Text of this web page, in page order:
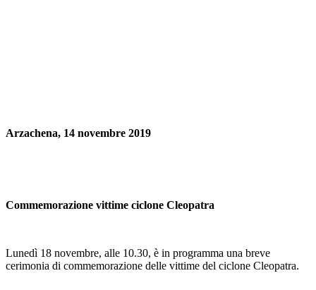
Arzachena, 14 novembre 2019
Commemorazione vittime ciclone Cleopatra
Lunedì 18 novembre, alle 10.30, è in programma una breve
cerimonia di commemorazione delle vittime del ciclone Cleopatra.